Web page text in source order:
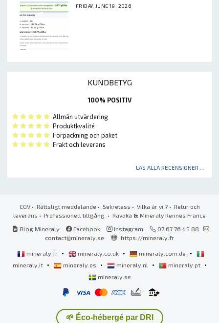
FRIDAY, JUNE 19, 2026
KUNDBETYG
100% POSITIV
Allmän utvärdering
Produktkvalité
Förpackning och paket
Frakt och leverans
LÄS ALLA RECENSIONER ...
CGV• Rättsligt meddelande • Sekretess • Vilka är vi ?• Retur och
leverans • Professionell tillgång • Ravaka & Mineraly Rennes France
Blog Mineraly
Facebook Instagram
07 67 76 45 88
contact@mineraly.se
https://mineraly.fr
mineraly.fr • mineraly.co.uk • mineraly.com.de •
mineraly.it • mineraly.es • mineraly.nl • mineraly.pt •
mineraly.se
🌱 Éco-hébergé par DRI